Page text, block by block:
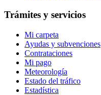
Trámites y servicios
Mi carpeta
Ayudas y subvenciones
Contrataciones
Mi pago
Meteorología
Estado del tráfico
Estadística